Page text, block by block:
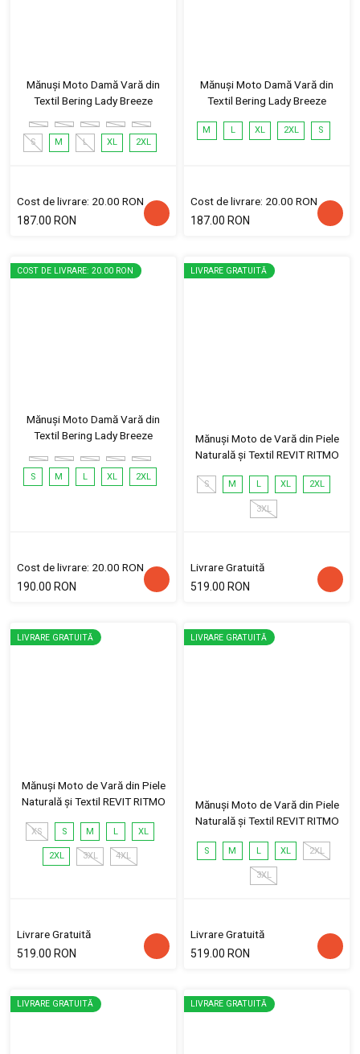
Mănuși Moto Damă Vară din
Textil Bering Lady Breeze
S M L XL 2XL
Cost de livrare: 20.00 RON
187.00 RON
Mănuși Moto Damă Vară din
Textil Bering Lady Breeze
M L XL 2XL S
Cost de livrare: 20.00 RON
187.00 RON
COST DE LIVRARE: 20.00 RON
Mănuși Moto Damă Vară din
Textil Bering Lady Breeze
S M L XL 2XL
Cost de livrare: 20.00 RON
190.00 RON
LIVRARE GRATUITĂ
Mănuși Moto de Vară din Piele
Naturală și Textil REVIT RITMO
S M L XL 2XL
3XL
Livrare Gratuită
519.00 RON
LIVRARE GRATUITĂ
Mănuși Moto de Vară din Piele
Naturală și Textil REVIT RITMO
XS S M L XL
2XL 3XL 4XL
Livrare Gratuită
519.00 RON
LIVRARE GRATUITĂ
Mănuși Moto de Vară din Piele
Naturală și Textil REVIT RITMO
S M L XL 2XL
3XL
Livrare Gratuită
519.00 RON
LIVRARE GRATUITĂ LIVRARE GRATUITĂ